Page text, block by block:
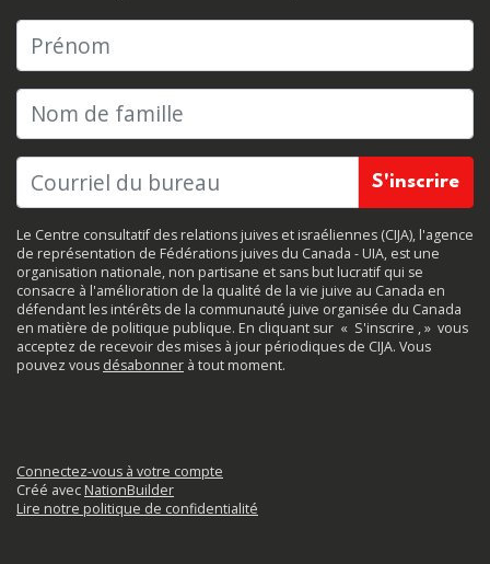
Prénom
Nom de famille
Le Centre consultatif des relations juives et israéliennes (CIJA), l'agence
de représentation de Fédérations juives du Canada - UIA, est une
organisation nationale, non partisane et sans but lucratif qui se
consacre à l'amélioration de la qualité de la vie juive au Canada en
défendant les intérêts de la communauté juive organisée du Canada
en matière de politique publique. En cliquant sur « S'inscrire , » vous
acceptez de recevoir des mises à jour périodiques de CIJA. Vous
pouvez vous désabonner à tout moment.
Connectez-vous à votre compte
Créé avec NationBuilder
Lire notre politique de confidentialité